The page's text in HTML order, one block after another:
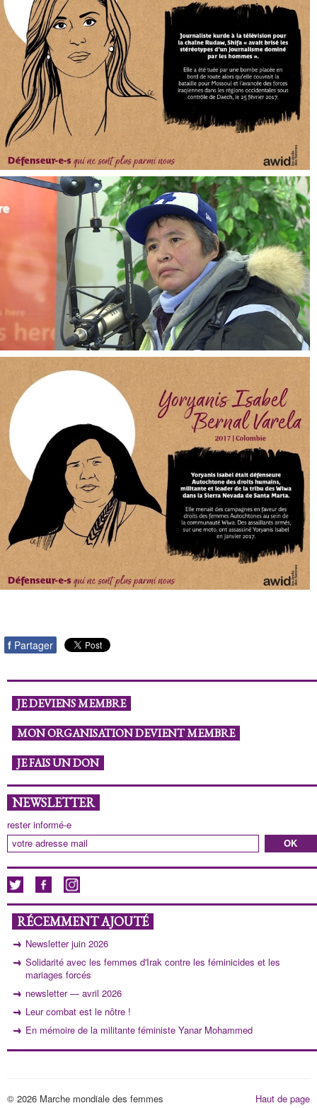
f Partager
JE DEVIENS MEMBRE
MON ORGANISATION DEVIENT MEMBRE
JE FAIS UN DON
NEWSLETTER
rester informé-e
RÉCEMMENT AJOUTÉ
Newsletter juin 2026
Solidarité avec les femmes d'Irak contre les féminicides et les
mariages forcés
newsletter — avril 2026
Leur combat est le nôtre !
En mémoire de la militante féministe Yanar Mohammed
Haut de page
© 2026 Marche mondiale des femmes